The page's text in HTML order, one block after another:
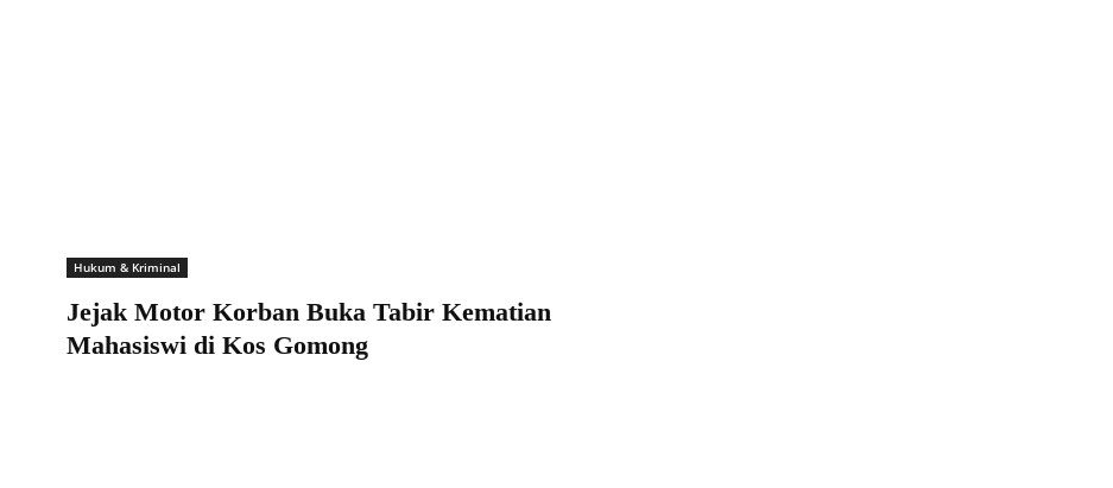
Hukum & Kriminal
Jejak Motor Korban Buka Tabir Kematian
Mahasiswi di Kos Gomong